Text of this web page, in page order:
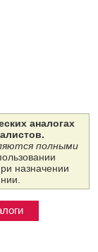
аналогах
полными
назначении